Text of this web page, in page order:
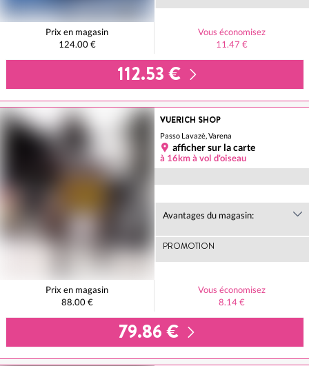
Prix en magasin
124.00 €
Vous économisez
11.47 €
112.53 €
VUERICH SHOP
Passo Lavazè, Varena
afficher sur la carte
à 16km à vol d'oiseau
Avantages du magasin:
PROMOTION
Prix en magasin
88.00 €
Vous économisez
8.14 €
79.86 €